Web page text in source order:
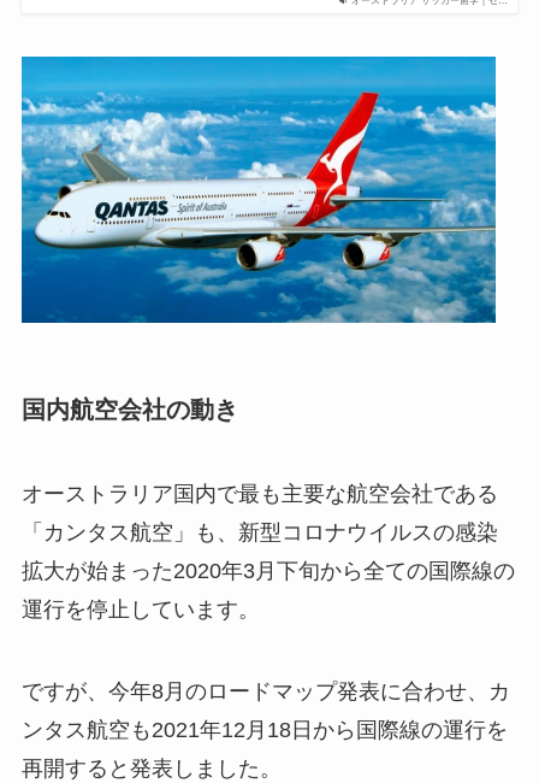
国内航空会社の動き
オーストラリア国内で最も主要な航空会社である
「カンタス航空」も、新型コロナウイルスの感染
拡大が始まった2020年3月下旬から全ての国際線の
運行を停止しています。
ですが、今年8月のロードマップ発表に合わせ、カ
ンタス航空も2021年12月18日から国際線の運行を
再開すると発表しました。